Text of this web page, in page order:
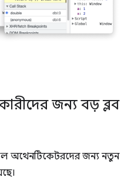
জন্য বড় ব্লব
অথেনটিকেটরদের জন্য নতুন